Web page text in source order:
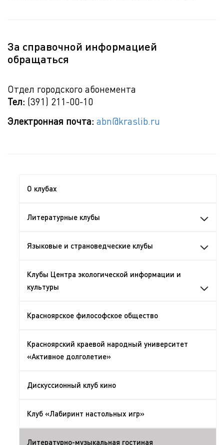
За справочной информацией
обращаться
Отдел городского абонемента
Тел: (391) 211-00-10
Электронная почта: abn@kraslib.ru
О клубах
Литературные клубы
Языковые и страноведческие клубы
Клубы Центра экологической информации и
культуры
Красноярское философское общество
Красноярский краевой народный университет
«Активное долголетие»
Дискуссионный клуб кино
Клуб «Лабиринт настольных игр»
Литературно-музыкальная гостиная